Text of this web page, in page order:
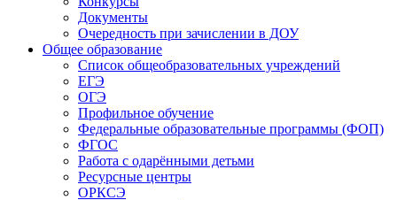
Документы
Очередность при зачислении в ДОУ
Общее образование
Список общеобразовательных учреждений
ЕГЭ
ОГЭ
Профильное обучение
Федеральные образовательные программы (ФОП)
ФГОС
Работа с одарёнными детьми
Ресурсные центры
ОРКСЭ